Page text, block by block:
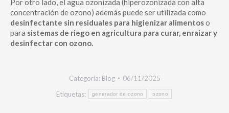
Por otro lado, el agua ozonizada (hiperozonizada con alta
concentración de ozono) además puede ser utilizada como
desinfectante sin residuales para higienizar alimentoso
para sistemas de riego en agricultura para curar, enraizar y
desinfectar con ozono.
Categoría: Blog
06/11/2025
Etiquetas:
generador de ozono ozono